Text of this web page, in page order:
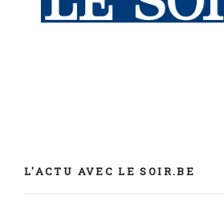
L'ACTU AVEC LE SOIR.BE